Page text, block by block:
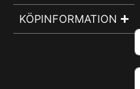
KÖPINFORMATION